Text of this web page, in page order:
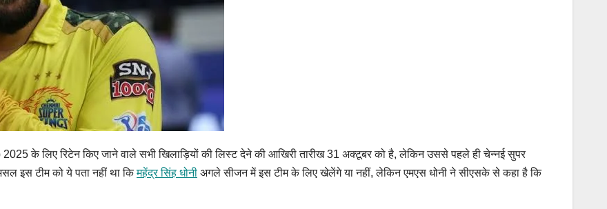
2025 के लिए रिटेन किए जाने वाले सभी खिलाड़ियों की लिस्ट देने की आखिरी तारीख 31 अक्टूबर को है, लेकिन उससे पहले ही चेन्नई सुपर
इस टीम को ये पता नहीं था किमहेंद्र सिंह धोनी अगले सीजन में इस टीम के लिए खेलेंगे या नहीं, लेकिन एमएस धोनी ने सीएसके से कहा है कि